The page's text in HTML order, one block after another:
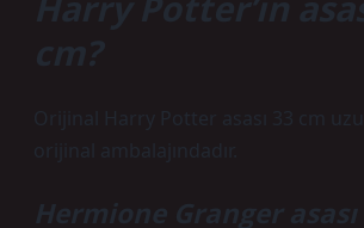
cm?
Orijinal Harry Potter asası 33 cm
orijinal ambalajındadır.
Hermione Granger